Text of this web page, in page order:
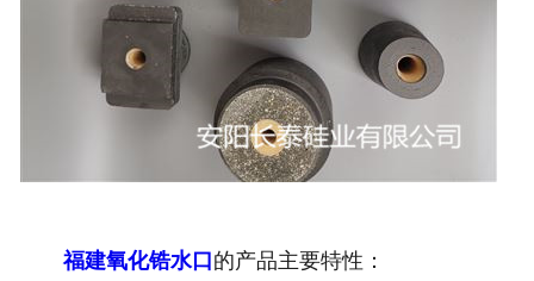
福建氧化锆水口 的产品主要特性：